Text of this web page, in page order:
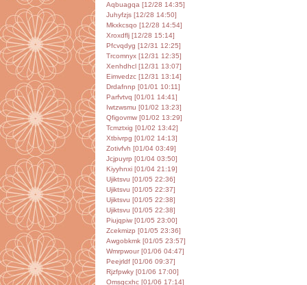
Aqbuagqa [12/28 14:35]
Juhyfzjs [12/28 14:50]
Mkxkcsqo [12/28 14:54]
Xroxdflj [12/28 15:14]
Pfcvqdyg [12/31 12:25]
Trcomnyx [12/31 12:35]
Xenhdhcl [12/31 13:07]
Eimvedzc [12/31 13:14]
Drdafnnp [01/01 10:11]
Parfvtvq [01/01 14:41]
Iwtzwsmu [01/02 13:23]
Qfigovmw [01/02 13:29]
Tcmztxig [01/02 13:42]
Xtbivrpg [01/02 14:13]
Zotivfvh [01/04 03:49]
Jcjpuyrp [01/04 03:50]
Kiyyhnxi [01/04 21:19]
Ujiktsvu [01/05 22:36]
Ujiktsvu [01/05 22:37]
Ujiktsvu [01/05 22:38]
Ujiktsvu [01/05 22:38]
Piujqpiw [01/05 23:00]
Zcekmizp [01/05 23:36]
Awgobkmk [01/05 23:57]
Wmrpwour [01/06 04:47]
Peejrldf [01/06 09:37]
Rjzfpwky [01/06 17:00]
Omsqcxhc [01/06 17:14]